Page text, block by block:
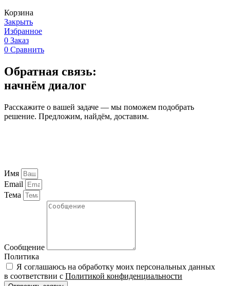
Корзина
Закрыть
Избранное
0 Заказ
0 Сравнить
Обратная связь:
начнём диалог
Расскажите о вашей задаче — мы поможем подобрать
решение. Предложим, найдём, доставим.
Имя
Email
Тема
Сообщение
Политика
Я соглашаюсь на обработку моих персональных данных
в соответствии с Политикой конфиденциальности